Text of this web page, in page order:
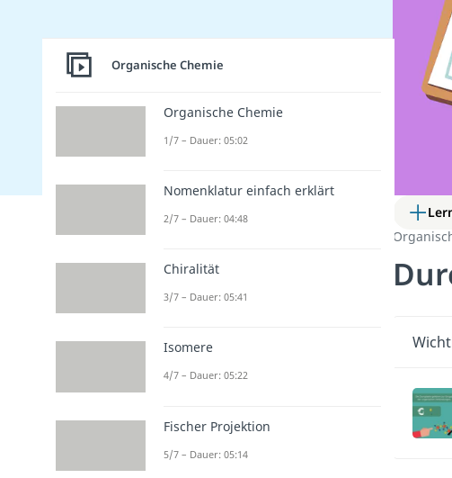
Organische Chemie
Organische Chemie
1/7 – Dauer: 05:02
Nomenklatur einfach erklärt
2/7 – Dauer: 04:48
Chiralität
3/7 – Dauer: 05:41
Isomere
4/7 – Dauer: 05:22
Fischer Projektion
5/7 – Dauer: 05:14